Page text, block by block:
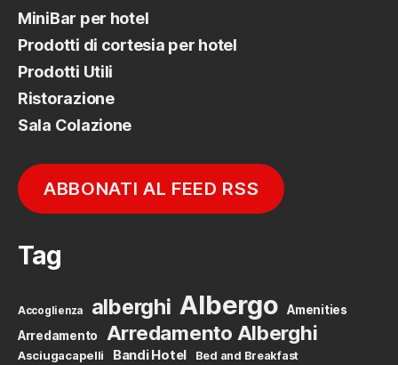
MiniBar per hotel
Prodotti di cortesia per hotel
Prodotti Utili
Ristorazione
Sala Colazione
ABBONATI AL FEED RSS
Tag
Accoglienza alberghi Albergo
Amenities
Arredamento
Arredamento Alberghi
Asciugacapelli Bandi Hotel Bed and Breakfast